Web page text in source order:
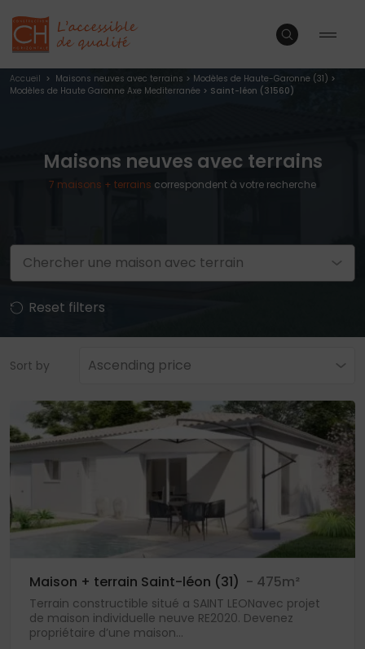
Accueil > Maisons neuves avec terrains > Modèles de Haute-Garonne (31) >
Modèles de Haute Garonne Axe Mediterranée > Saint-léon (31560)
Maisons neuves avec terrains
7 maisons + terrains correspondent à votre recherche
Chercher une maison avec terrain
Reset filters
Sort by Ascending price
Maison + terrain Saint-léon (31) - 475m²
Terrain constructible situé a SAINT LEONavec projet
de maison individuelle neuve RE2020. Devenez
propriétaire d’une maison...